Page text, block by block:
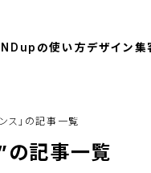
の使い方デザイン集
ンス」の記事一覧
の記事一覧